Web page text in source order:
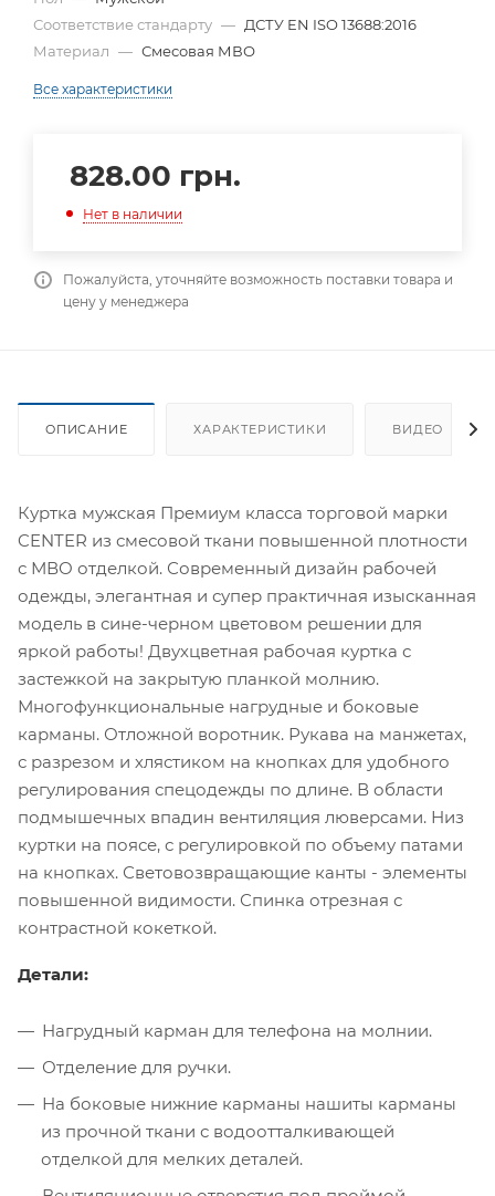
Соответствие стандарту — ДСТУ EN ISO 13688:2016
Материал — Смесовая МВО
Все характеристики
828.00 грн.
Нет в наличии
Пожалуйста, уточняйте возможность поставки товара и
цену у менеджера
ОПИСАНИЕ ХАРАКТЕРИСТИКИ ВИДЕО
Куртка мужская Премиум класса торговой марки
CENTER из смесовой ткани повышенной плотности
с МВО отделкой. Современный дизайн рабочей
одежды, элегантная и супер практичная изысканная
модель в сине-черном цветовом решении для
яркой работы! Двухцветная рабочая куртка с
застежкой на закрытую планкой молнию.
Многофункциональные нагрудные и боковые
карманы. Отложной воротник. Рукава на манжетах,
с разрезом и хлястиком на кнопках для удобного
регулирования спецодежды по длине. В области
подмышечных впадин вентиляция люверсами. Низ
куртки на поясе, с регулировкой по объему патами
на кнопках. Световозвращающие канты - элементы
повышенной видимости. Спинка отрезная с
контрастной кокеткой.
Детали:
Нагрудный карман для телефона на молнии.
Отделение для ручки.
На боковые нижние карманы нашиты карманы
из прочной ткани с водоотталкивающей
отделкой для мелких деталей.